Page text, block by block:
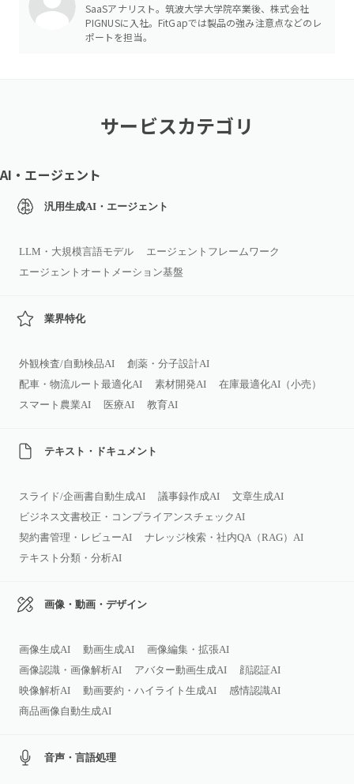
SaaSアナリスト。筑波大学大学院卒業後、株式会社
PIGNUSに入社。FitGapでは製品の強み注意点などのレ
ポートを担当。
サービスカテゴリ
AI・エージェント
汎用生成AI・エージェント
LLM・大規模言語モデル
エージェントフレームワーク
エージェントオートメーション基盤
業界特化
外観検査/自動検品AI
創薬・分子設計AI
配車・物流ルート最適化AI
素材開発AI
在庫最適化AI（小売）
スマート農業AI
医療AI 教育AI
テキスト・ドキュメント
スライド/企画書自動生成AI 議事録作成AI
文章生成AI
ビジネス文書校正・コンプライアンスチェックAI
契約書管理・レビューAI
ナレッジ検索・社内QA（RAG）AI
テキスト分類・分析AI
画像・動画・デザイン
画像生成AI 動画生成AI
画像編集・拡張AI
画像認識・画像解析AI
アバター動画生成AI
顔認証AI
映像解析AI
動画要約・ハイライト生成AI
感情認識AI
商品画像自動生成AI
音声・言語処理